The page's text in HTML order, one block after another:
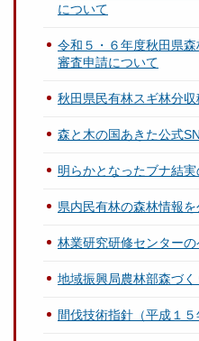
について
令和５・６年度秋田県
審査申請について
秋田県民有林スギ林分
森と木の国あきた公式
明らかとなったブナ結
県内民有林の森林情報を
林業研究研修センターの
地域振興局農林部森づく
間伐技術指針（平成１５